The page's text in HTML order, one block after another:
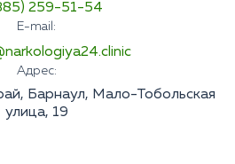
259-51-54
E-mail:
Адрес:
Барнаул, Мало-Тобольская
улица, 19